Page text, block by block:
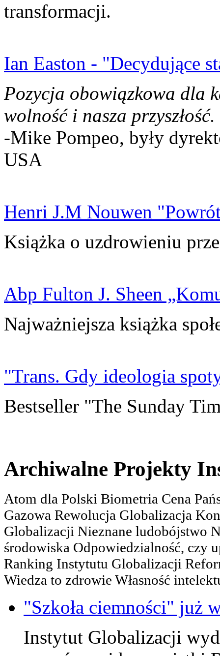
transformacji.
Ian Easton - "Decydujące
Pozycja obowiązkowa dla
wolność i nasza przyszłość.
-Mike Pompeo, były
USA
Henri J.M Nouwen
Książka o uzdrowieniu
Abp Fulton J. Sheen
Najważniejsza książka
"Trans. Gdy ideologia
Bestseller "The Sunday
Archiwalne Projekty
Atom dla Polski Biometria Cena
Gazowa Rewolucja Globalizacja
Globalizacji Nieznane ludobójstwo
środowiska Odpowiedzialność, czy
Ranking Instytutu Globalizacji
Wiedza to zdrowie Własność
"Szkoła ciemności" już
Instytut Globalizacji